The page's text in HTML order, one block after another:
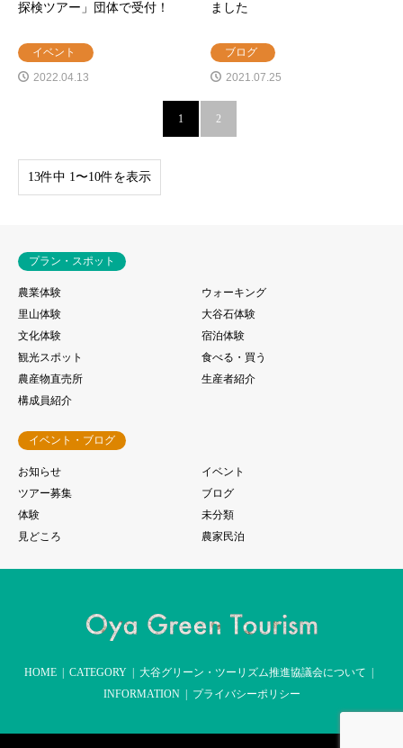
探検ツアー」団体で受付！
イベント
2022.04.13
ました
ブログ
2021.07.25
1 2
13件中 1〜10件を表示
プラン・スポット
農業体験
ウォーキング
里山体験
大谷石体験
文化体験
宿泊体験
観光スポット
食べる・買う
農産物直売所
生産者紹介
構成員紹介
イベント・ブログ
お知らせ
イベント
ツアー募集
ブログ
体験
未分類
見どころ
農家民泊
HOME CATEGORY
大谷グリーン・ツーリズム推進協議会について
INFORMATION
プライバシーポリシー